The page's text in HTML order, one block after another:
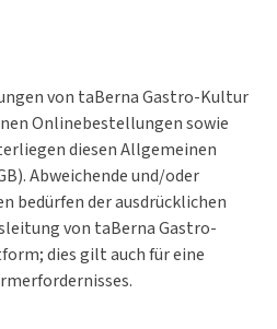
von taBerna Gastro-Kultur
Onlinebestellungen sowie
diesen Allgemeinen
Abweichende und/oder
bedürfen der ausdrücklichen
von taBerna Gastro-
dies gilt auch für eine